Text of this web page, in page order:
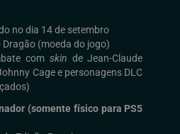
no dia 14 de setembro
(moeda do jogo)
com skin de Jean-Claude
Cage e personagens DLC
(somente físico para PS5